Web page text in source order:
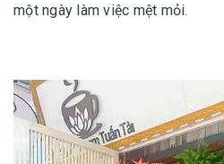
một ngày làm việc mệt mỏi.